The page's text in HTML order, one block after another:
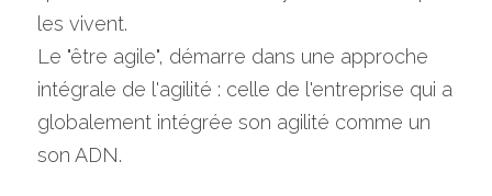
les vivent.
Le "être agile", démarre dans une approche
intégrale de l'agilité : celle de l'entreprise qui a
globalement intégrée son agilité comme un
son ADN.